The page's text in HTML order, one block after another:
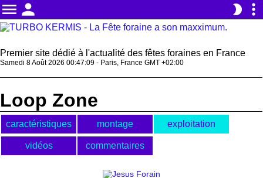
menu person brightness_2 more_vert
Premier site dédié à l'actualité des fêtes foraines en France
Samedi 8 Août 2026 00:47:10 - Paris, France GMT +02:00
Loop Zone
caractéristiques montage exploitation
vidéos commentaires